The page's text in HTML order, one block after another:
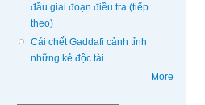
đầu giai đoạn điều tra (tiếp
theo)
Cái chết Gaddafi cảnh tỉnh
những kẻ độc tài
More